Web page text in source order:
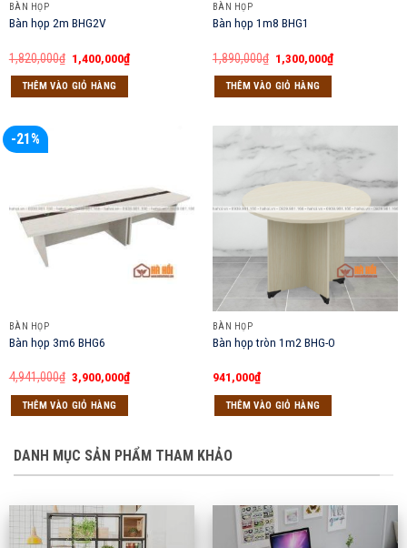
BÀN HỌP
Bàn họp 2m BHG2V
1,820,000₫ Giá
gốc
là:
1,820,000₫.
1,400,000₫Giá
hiện
THÊM VÀO GIỎ HÀNG
BÀN HỌP
Bàn họp 1m8 BHG1
1,890,000₫ Giá
gốc
là:
1,890,000₫.
1,300,000₫Giá
hiện
THÊM VÀO GIỎ HÀNG
-21%
BÀN HỌP
Bàn họp 3m6 BHG6
4,941,000₫ Giá
gốc
là:
4,941,000₫.
3,900,000₫Giá
hiện
THÊM VÀO GIỎ HÀNG
BÀN HỌP
Bàn họp tròn 1m2 BHG-O
941,000₫
THÊM VÀO GIỎ HÀNG
DANH MỤC SẢN PHẨM THAM KHẢO